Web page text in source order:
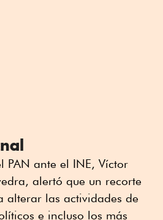
PAN ante el INE, Víctor
alertó que un recorte
alterar las actividades de
e incluso los más